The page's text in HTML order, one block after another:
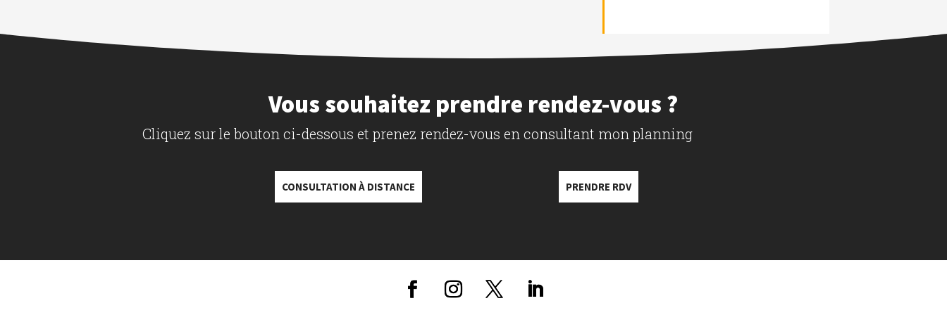
Vous souhaitez prendre rendez-vous ?
Cliquez sur le bouton ci-dessous et prenez rendez-vous en consultant mon planning
CONSULTATION À DISTANCE PRENDRE RDV